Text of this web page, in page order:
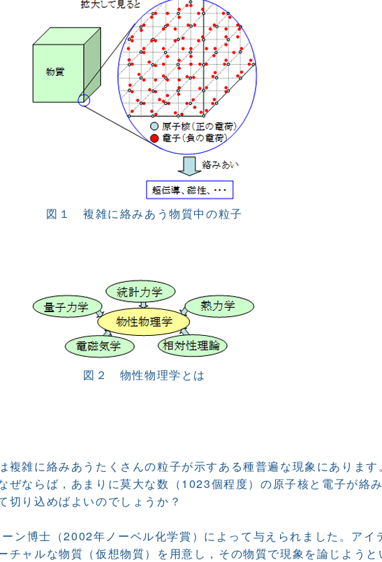
図１ 複雑に絡みあう物質中の粒子
図２ 物性物理学とは
複雑に絡みあうたくさんの粒子が示すある種普遍な現象にありま
ぜならば，あまりに莫大な数（1023個程度）の原子核と電子が絡
切り込めばよいのでしょうか？
ン博士（2002年ノーベル化学賞）によって与えられました。アイ
チャルな物質（仮想物質）を用意し，その物質で現象を論じよう